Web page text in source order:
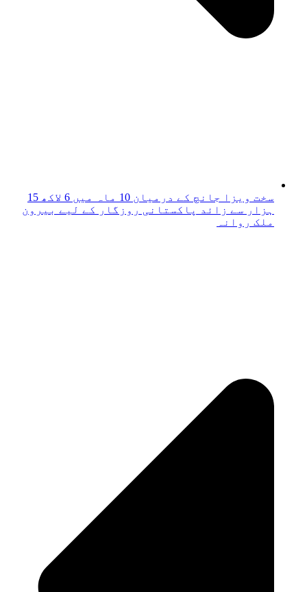
سخت ویزا جانچ کے درمیان 10 ماہ میں 6 لاکھ 15
ہزار سے زائد پاکستانی روزگار کے لیے بیرون
ملک روانہ